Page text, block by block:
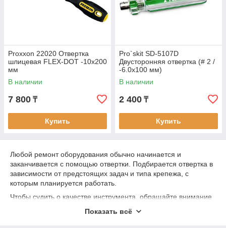
Proxxon 22020 Отвертка
шлицевая FLEX-DOT -10x200
мм
В наличии
7 800 ₸
Купить
Pro`skit SD-5107D
Двусторонняя отвертка (# 2 /
-6.0x100 мм)
В наличии
2 400 ₸
Купить
Любой ремонт оборудования обычно начинается и
заканчивается с помощью отвертки. Подбирается отвертка в
зависимости от предстоящих задач и типа крепежа, с
которым планируется работать.
Чтобы судить о качестве инструмента, обращайте внимание
стержень отвертки (универсальный Cr-V или хром-
Показать всё